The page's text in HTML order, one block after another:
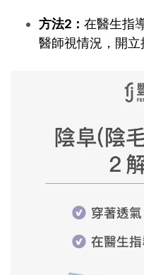
方法2： 在醫生指
醫師視情況，開立